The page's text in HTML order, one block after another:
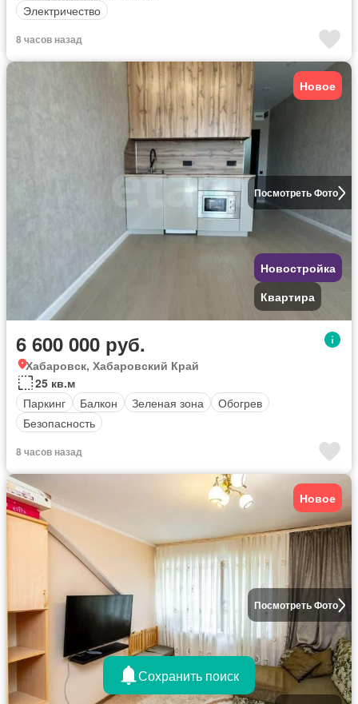
Электричество
8 часов назад
Посмотреть Фото
Новое
Новостройка
Квартира
6 600 000 руб.
Хабаровск, Хабаровский Край
25 кв.м
Паркинг
Балкон Зеленая зона
Обогрев
Безопасность
8 часов назад
Посмотреть Фото
Новое
Сохранить поиск